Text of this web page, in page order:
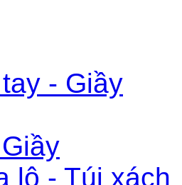
- Giầy
lô - Túi xách